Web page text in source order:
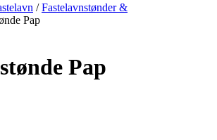
/Fastelavnstønder &
Pap
Pap